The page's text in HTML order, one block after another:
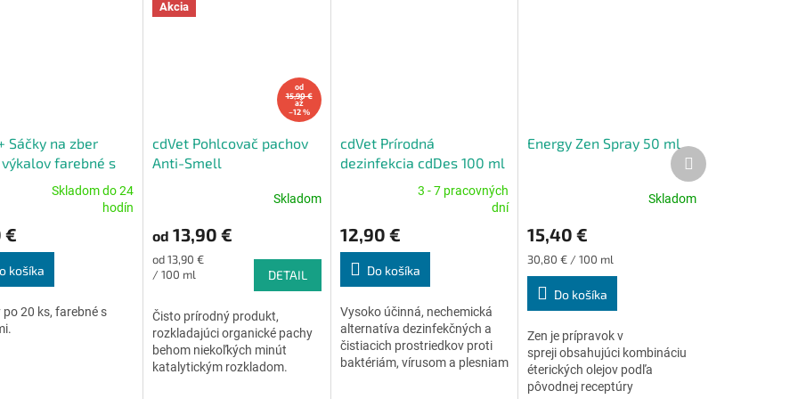
Sáčky na zber
farebné s
4 x 20 ksSkladom do 24
hodín
€
košíka
po 20 ks, farebné s
Akcia
od
15,90 €
až
–12 %
cdVet Pohlcovač pachov
Anti-Smell
produktu
4,5
hviezdičiek.
Skladom
od 13,90 €
Jednotková
cena:
od 13,90 €
/ 100 ml
DETAIL
Čisto prírodný produkt,
rozkladajúci organické pachy
behom niekoľkých minút
katalytickým rozkladom.
cdVet Prírodná
dezinfekcia cdDes 100 ml
produktu
je
5,0
z
hviezdičiek.
3 - 7 pracovných
dní
12,90 €
Do košíka
Vysoko účinná, nechemická
alternatíva dezinfekčných a
čistiacich prostriedkov proti
baktériám, vírusom a plesniam
Energy Zen Spray 50 ml
produktu
4,8
Skladom
15,40 €
Jednotková
cena:
30,80 € / 100 ml
Do košíka
Zen je prípravok v
spreji obsahujúci kombináciu
éterických olejov podľa
pôvodnej receptúry
Ďalší
produkt